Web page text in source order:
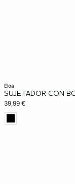
eloa
SUJETADOR CON
39,99 €